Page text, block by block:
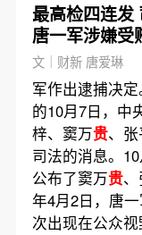
最高检四连发
唐一军涉嫌受
文｜财新 唐爱琳
军作出逮捕决
的10月7日，中
梓、窦万贵、
司法的消息。
公布了窦万贵、
年4月2日，唐
次出现在公众